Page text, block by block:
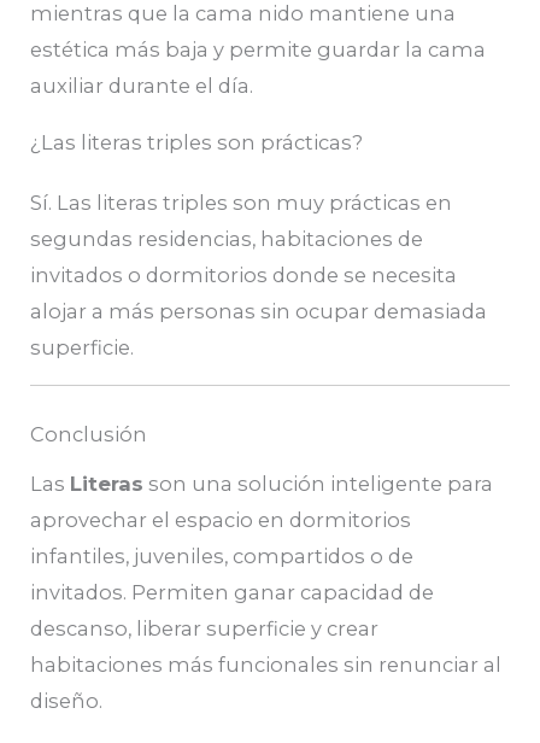
mientras que la cama nido mantiene una
estética más baja y permite guardar la cama
auxiliar durante el día.
¿Las literas triples son prácticas?
Sí. Las literas triples son muy prácticas en
segundas residencias, habitaciones de
invitados o dormitorios donde se necesita
alojar a más personas sin ocupar demasiada
superficie.
Conclusión
Las Literas son una solución inteligente para
aprovechar el espacio en dormitorios
infantiles, juveniles, compartidos o de
invitados. Permiten ganar capacidad de
descanso, liberar superficie y crear
habitaciones más funcionales sin renunciar al
diseño.